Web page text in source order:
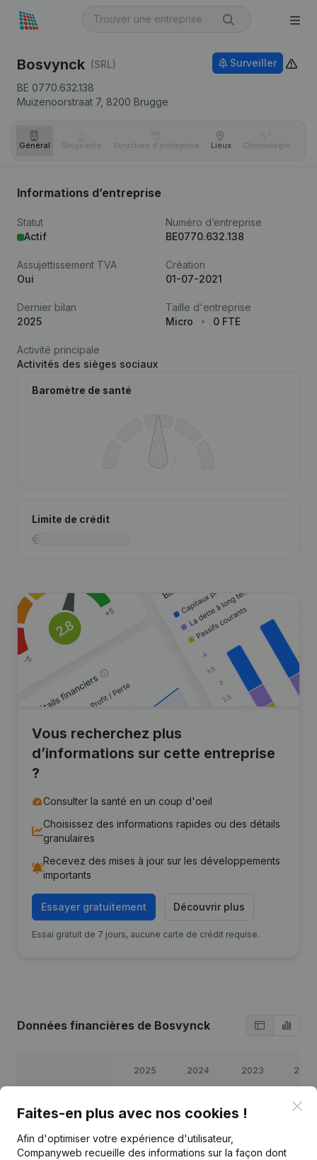
Bosvynck (SRL)
BE 0770.632.138
Muizenoorstraat 7, 8200 Brugge
Surveiller
Général Dirigeants Structure d'entreprise Lieux Chronologie
Informations d’entreprise
Statut
Actif
Numéro d’entreprise
BE0770.632.138
Assujettissement TVA
Oui
Création
01-07-2021
Dernier bilan
2025
Taille d'entreprise
Micro
0 FTE
Activité principale
Activités des sièges sociaux
Baromètre de santé
Limite de crédit
Vous recherchez plus
d’informations sur cette entreprise
?
Consulter la santé en un coup d'oeil
Choisissez des informations rapides ou des détails
granulaires
Recevez des mises à jour sur les développements
importants
Essayer gratuitement Découvrir plus
Essai gratuit de 7 jours, aucune carte de crédit requise.
Données financières de Bosvynck
2025 2024 2023 2022
Bénéfices/pertes 13 165
Capitaux propres €32 616 €32 024 €
Faites-en plus avec nos cookies !
Afin d'optimiser votre expérience d'utilisateur,
Companyweb recueille des informations sur la façon dont